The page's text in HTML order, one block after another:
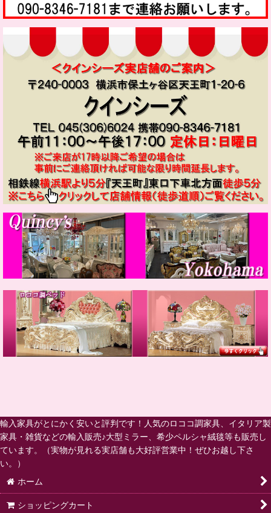
輸入家具がとにかく安いと評判です！人気のロココ調家具、イタリア製
家具・雑貨などの輸入販売♪大型ミラー、希少ペルシャ絨毯等も販売し
ています。（実物が見れる実店舗も大好評営業中！ぜひお越し下さ
い。）
ホーム
ショッピングカート